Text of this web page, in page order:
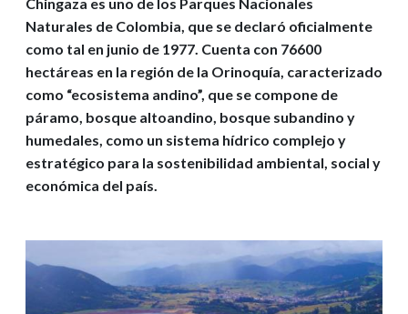
Chingaza es uno de los Parques Nacionales
Naturales de Colombia, que se declaró oficialmente
como tal en junio de 1977. Cuenta con 76600
hectáreas en la región de la Orinoquía, caracterizado
como “ecosistema andino”, que se compone de
páramo, bosque altoandino, bosque subandino y
humedales, como un sistema hídrico complejo y
estratégico para la sostenibilidad ambiental, social y
económica del país.